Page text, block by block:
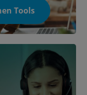
Tools